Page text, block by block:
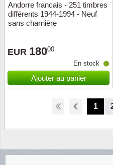
Andorre francais - 251 timbres
différents 1944-1994 - Neuf
sans charnière
EUR 18000
En stock
Ajouter au panier
1